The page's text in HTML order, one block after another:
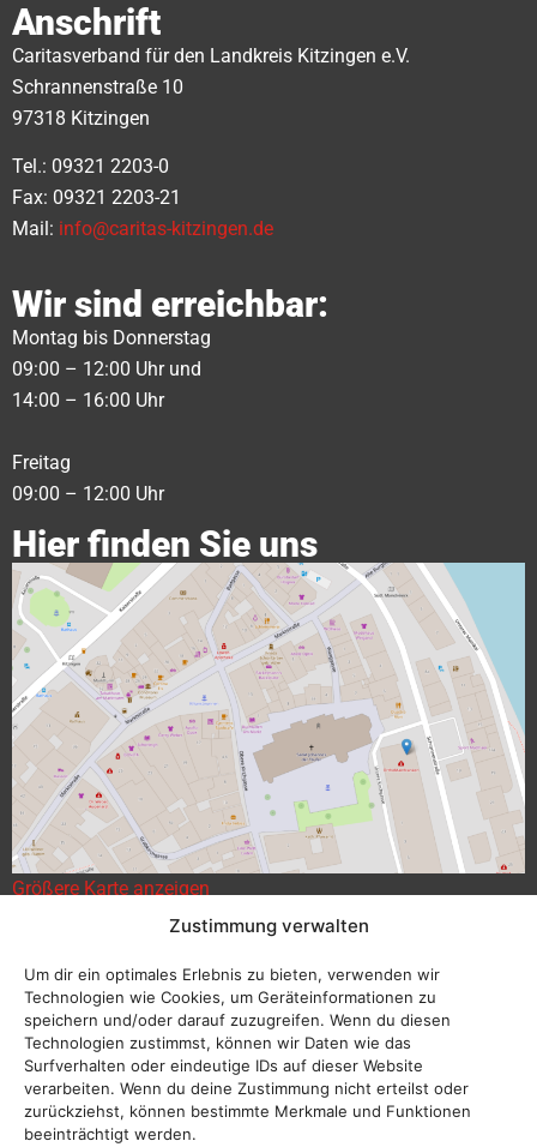
Zustimmung verwalten
Um dir ein optimales Erlebnis zu bieten, verwenden wir
Technologien wie Cookies, um Geräteinformationen zu
speichern und/oder darauf zuzugreifen. Wenn du diesen
Technologien zustimmst, können wir Daten wie das
Surfverhalten oder eindeutige IDs auf dieser Website
verarbeiten. Wenn du deine Zustimmung nicht erteilst oder
zurückziehst, können bestimmte Merkmale und Funktionen
beeinträchtigt werden.
Anschrift
Caritasverband für den Landkreis Kitzingen e.V.
Schrannenstraße 10
97318 Kitzingen
Tel.: 09321 2203-0
Fax: 09321 2203-21
Mail: info@caritas-kitzingen.de
Wir sind erreichbar:
Montag bis Donnerstag
09:00 – 12:00 Uhr und
14:00 – 16:00 Uhr
Freitag
09:00 – 12:00 Uhr
Hier finden Sie uns
Größere Karte anzeigen